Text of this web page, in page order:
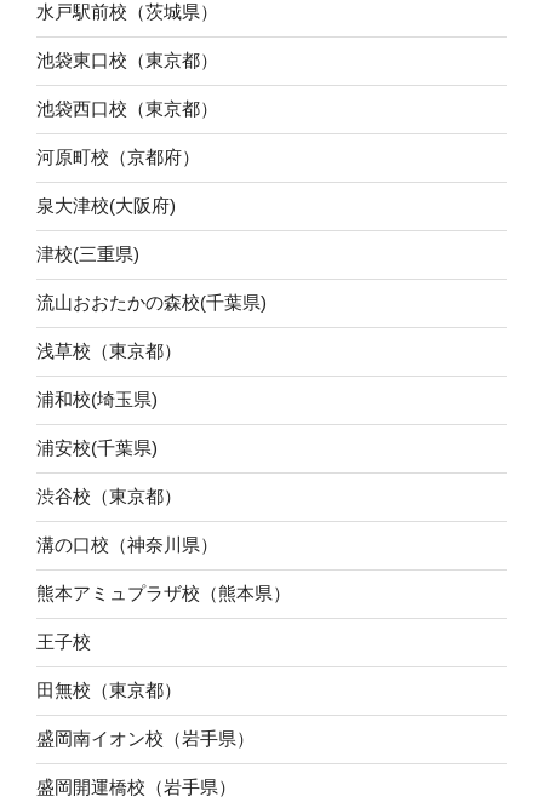
水戸駅前校（茨城県）
池袋東口校（東京都）
池袋西口校（東京都）
河原町校（京都府）
泉大津校(大阪府)
津校(三重県)
流山おおたかの森校(千葉県)
浅草校（東京都）
浦和校(埼玉県)
浦安校(千葉県)
渋谷校（東京都）
溝の口校（神奈川県）
熊本アミュプラザ校（熊本県）
王子校
田無校（東京都）
盛岡南イオン校（岩手県）
盛岡開運橋校（岩手県）